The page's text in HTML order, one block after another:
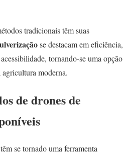
tradicionais têm suas
se destacam em eficiência,
tornando-se uma opção
agricultura moderna.
de drones de
se tornado uma ferramenta